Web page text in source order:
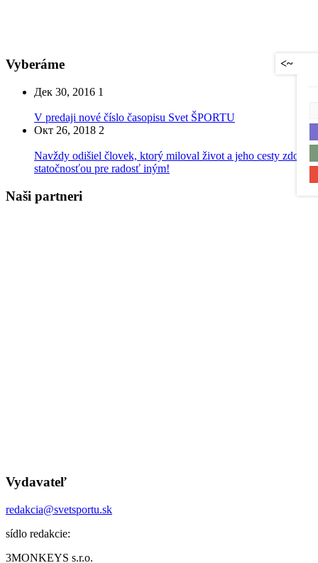
Vyberáme
Дек 30, 2016 1
V predaji nové číslo časopisu Svet ŠPORTU
Окт 26, 2018 2
Navždy odišiel človek, ktorý miloval život a jeho cesty zdobil
statočnosťou pre radosť iným!
Naši partneri
Vydavateľ
redakcia@svetsportu.sk
sídlo redakcie:
3MONKEYS s.r.o.
<~